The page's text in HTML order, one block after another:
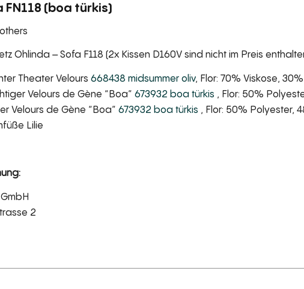
FN118 (boa türkis)
Ohlinda – Sofa F118 (2x Kissen D160V sind nicht im Preis
Theater Velours 668438 midsummer oliv, Flor: 70% Viskose,
Velours de Gène “Boa” 673932 boa türkis , Flor: 50%
Velours de Gène “Boa” 673932 boa türkis , Flor: 50% Polyester,
Lilie
2